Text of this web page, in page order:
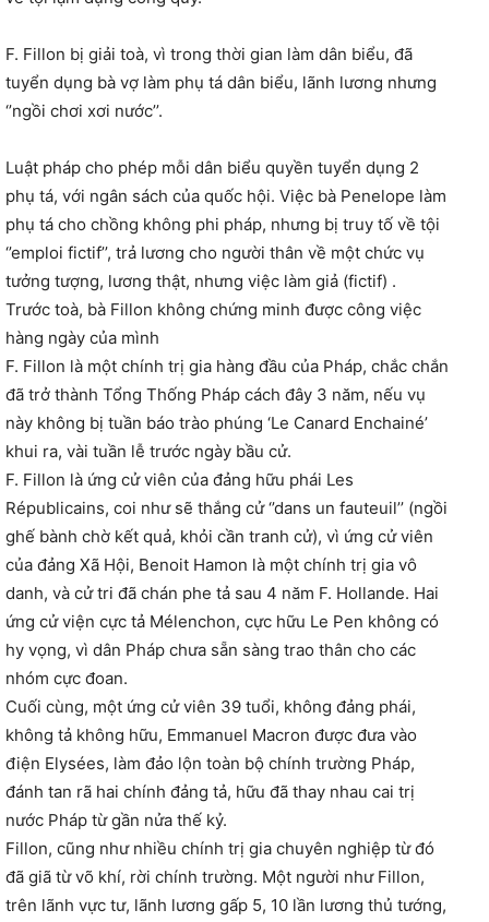
F. Fillon bị giải toà, vì trong thời gian làm dân biểu, đã
tuyển dụng bà vợ làm phụ tá dân biểu, lãnh lương nhưng
‘’ngồi chơi xơi nước’’.
Luật pháp cho phép mỗi dân biểu quyền tuyển dụng 2
phụ tá, với ngân sách của quốc hội. Việc bà Penelope làm
phụ tá cho chồng không phi pháp, nhưng bị truy tố về tội
‘’emploi fictif’’, trả lương cho người thân về một chức vụ
tưởng tượng, lương thật, nhưng việc làm giả (fictif) .
Trước toà, bà Fillon không chứng minh được công việc
hàng ngày của mình
F. Fillon là một chính trị gia hàng đầu của Pháp, chắc chắn
đã trở thành Tổng Thống Pháp cách đây 3 năm, nếu vụ
này không bị tuần báo trào phúng ‘Le Canard Enchainé’
khui ra, vài tuần lễ trước ngày bầu cử.
F. Fillon là ứng cử viên của đảng hữu phái Les
Républicains, coi như sẽ thắng cử ‘’dans un fauteuil’’ (ngồi
ghế bành chờ kết quả, khỏi cần tranh cử), vì ứng cử viên
của đảng Xã Hội, Benoit Hamon là một chính trị gia vô
danh, và cử tri đã chán phe tả sau 4 năm F. Hollande. Hai
ứng cử viện cực tả Mélenchon, cực hữu Le Pen không có
hy vọng, vì dân Pháp chưa sẵn sàng trao thân cho các
nhóm cực đoan.
Cuối cùng, một ứng cử viên 39 tuổi, không đảng phái,
không tả không hữu, Emmanuel Macron được đưa vào
điện Elysées, làm đảo lộn toàn bộ chính trường Pháp,
đánh tan rã hai chính đảng tả, hữu đã thay nhau cai trị
nước Pháp từ gần nửa thế kỷ.
Fillon, cũng như nhiều chính trị gia chuyên nghiệp từ đó
đã giã từ võ khí, rời chính trường. Một người như Fillon,
trên lãnh vực tư, lãnh lương gấp 5, 10 lần lương thủ tướng,